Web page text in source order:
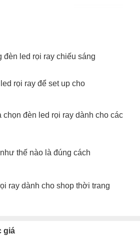
đèn led rọi ray chiếu sáng
rọi ray để set up cho
đèn led rọi ray dành cho các
thế nào là đúng cách
ray dành cho shop thời trang
giá